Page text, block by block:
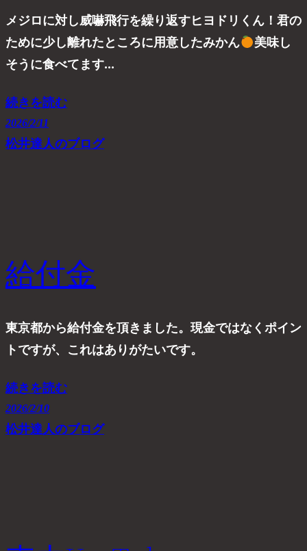
メジロに対し威嚇飛行を繰り返すヒヨドリくん！君の
ために少し離れたところに用意したみかん
美味し
そうに食べてます…
続きを読む
2026/2/11
松井達人のブログ
給付金
東京都から給付金を頂きました。現金ではなくポイン
トですが、これはありがたいです。
続きを読む
2026/2/10
松井達人のブログ